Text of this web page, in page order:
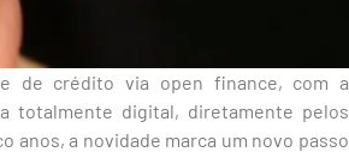
de crédito via open finance, com a
totalmente digital, diretamente pelos
anos, a novidade marca um novo passo